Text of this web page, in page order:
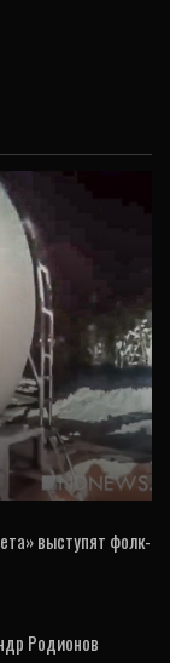
запрет на
– из-за…
выступят фолк-
Родионов